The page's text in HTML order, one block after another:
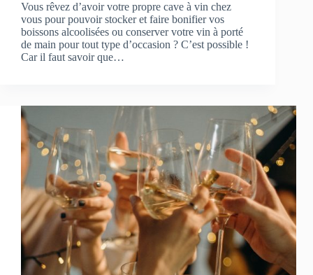
Vous rêvez d’avoir votre propre cave à vin chez
vous pour pouvoir stocker et faire bonifier vos
boissons alcoolisées ou conserver votre vin à porté
de main pour tout type d’occasion ? C’est possible !
Car il faut savoir que…